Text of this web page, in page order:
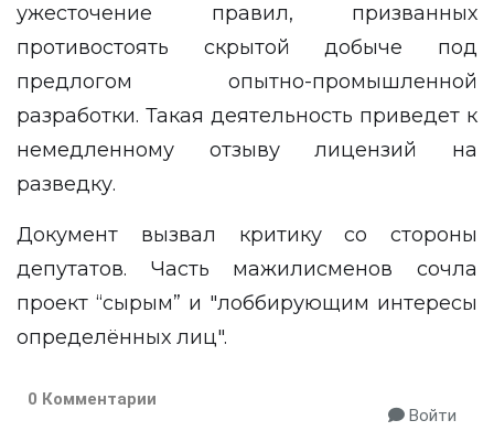
ужесточение правил, призванных
противостоять скрытой добыче под
предлогом опытно-промышленной
разработки. Такая деятельность приведет к
немедленному отзыву лицензий на
разведку.
Документ вызвал критику со стороны
депутатов. Часть мажилисменов сочла
проект “сырым” и "лоббирующим интересы
определённых лиц".
0 Комментарии
Войти